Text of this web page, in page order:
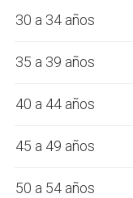
30 a 34 años
35 a 39 años
40 a 44 años
45 a 49 años
50 a 54 años